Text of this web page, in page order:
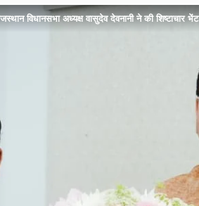
विधानसभा अध्यक्ष वासुदेव देवनानी ने की शिष्टाचार भेंट